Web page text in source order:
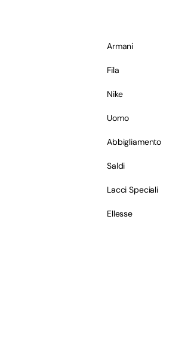
Armani
Fila
Nike
Uomo
Abbigliamento
Saldi
Lacci Speciali
Ellesse